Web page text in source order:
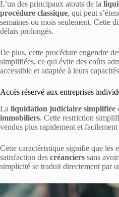
L’un des principaux atouts de la
procédure classique, qui peut
semaines ou mois seulement. Cette
délais prolongés.
De plus, cette procédure engendre
simplifiées, ce qui évite des coûts
accessible et adaptée à leurs
Accès réservé aux entreprises
La liquidation judiciaire simplifiée
immobiliers. Cette restriction
vendus plus rapidement et
Cette caractéristique signifie que les
satisfaction des créanciers sans
simplicité se traduit directement par